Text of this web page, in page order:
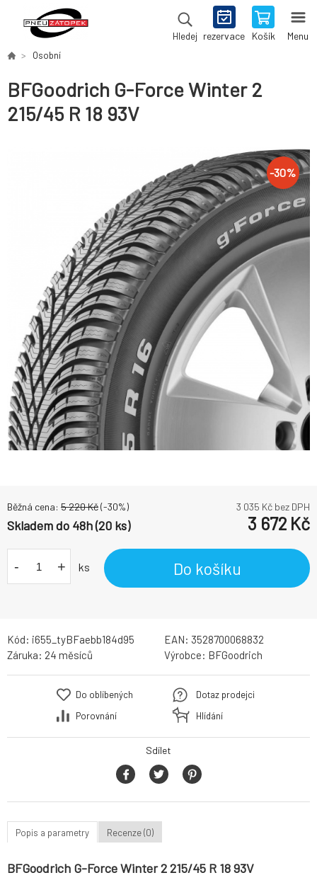
Hledej rezervace Košík Menu
Osobní
BFGoodrich G-Force Winter 2
215/45 R 18 93V
-30%
Běžná cena: 5 220Kč(-30%) 3 035 Kč bez DPH
Skladem do 48h (20 ks) 3 672 Kč
- + ks Do košíku
Kód: i655_tyBFaebb184d95 EAN: 3528700068832
Záruka: 24 měsíců Výrobce: BFGoodrich
Do oblíbených
Porovnání
Dotaz prodejci
Hlídání
Sdílet
Popis a parametry Recenze (0)
BFGoodrich G-Force Winter 2 215/45 R 18 93V